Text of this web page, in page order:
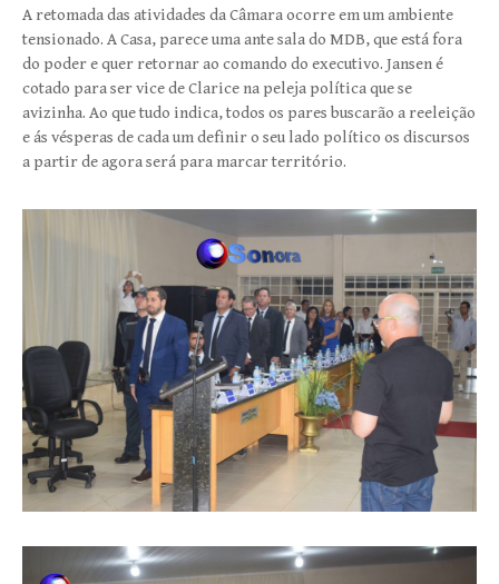
A retomada das atividades da Câmara ocorre em um ambiente
tensionado. A Casa, parece uma ante sala do MDB, que está fora
do poder e quer retornar ao comando do executivo. Jansen é
cotado para ser vice de Clarice na peleja política que se
avizinha. Ao que tudo indica, todos os pares buscarão a reeleição
e ás vésperas de cada um definir o seu lado político os discursos
a partir de agora será para marcar território.